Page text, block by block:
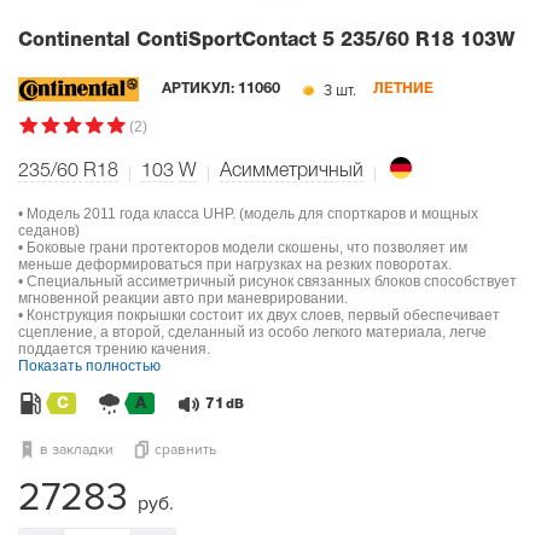
Continental ContiSportContact 5 235/60 R18 103W
АРТИКУЛ: 11060 3 шт. ЛЕТНИЕ
(2)
235/60 R18 103 W Асимметричный
• Модель 2011 года класса UHP. (модель для спорткаров и мощных
седанов)
• Боковые грани протекторов модели скошены, что позволяет им
меньше деформироваться при нагрузках на резких поворотах.
• Специальный ассиметричный рисунок связанных блоков способствует
мгновенной реакции авто при маневрировании.
• Конструкция покрышки состоит их двух слоев, первый обеспечивает
сцепление, а второй, сделанный из особо легкого материала, легче
поддается трению качения.
Показать полностью
C A 71 dB
в закладки сравнить
27283 руб.